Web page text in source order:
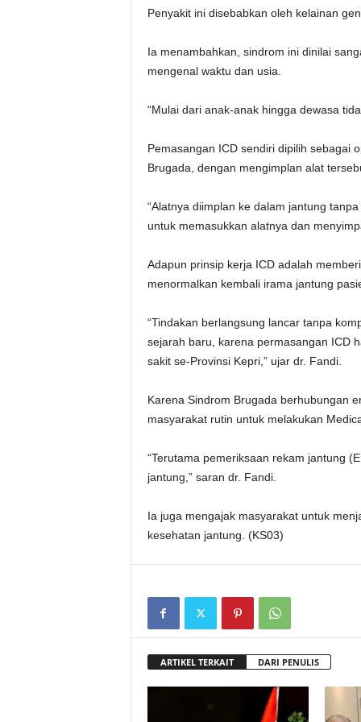
Penyakit ini disebabkan oleh kelainan
Ia menambahkan, sindrom ini dinilai
mengenal waktu dan usia.
“Mulai dari anak-anak hingga dewasa
Pemasangan ICD sendiri dipilih sebagai
Brugada, dengan mengimplan alat
“Alatnya diimplan ke dalam jantung
untuk memasukkan alatnya dan
Adapun prinsip kerja ICD adalah
menormalkan kembali irama jantung
“Tindakan berlangsung lancar tanpa
sejarah baru, karena permasangan ICD
sakit se-Provinsi Kepri,” ujar dr. Fandi.
Karena Sindrom Brugada berhubungan
masyarakat rutin untuk melakukan
“Terutama pemeriksaan rekam jantung
jantung,” saran dr. Fandi.
Ia juga mengajak masyarakat untuk
kesehatan jantung. (KS03)
ARTIKEL TERKAIT DARI PENULIS